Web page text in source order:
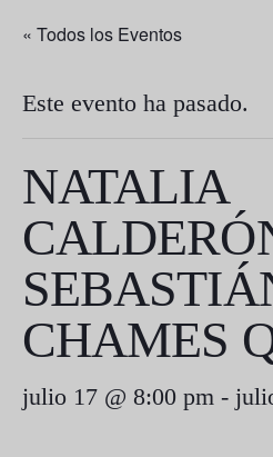
« Todos los Eventos
Este evento ha pasado.
NATALIA
CHAMES
julio 17 @ 8:00 pm -